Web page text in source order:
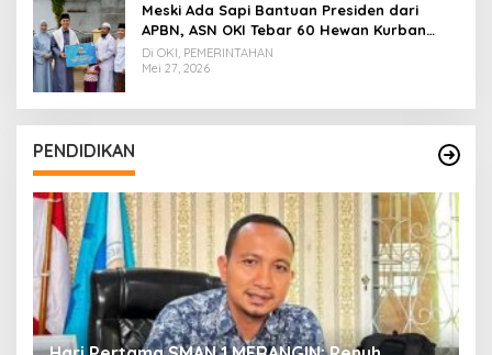
Meski Ada Sapi Bantuan Presiden dari
APBN, ASN OKI Tebar 60 Hewan Kurban
Tanpa Gunakan APBD
Di OKI, PEMERINTAHAN
Mei 27, 2026
PENDIDIKAN